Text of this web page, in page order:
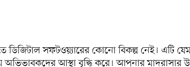
ডিজিটাল সফটওয়্যারের কোনো বিকল্প নেই। এটি
অভিভাবকদের আস্থা বৃদ্ধি করে। আপনার মাদরাসার